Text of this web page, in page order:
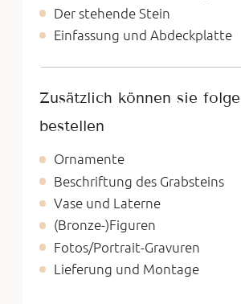
Der stehende Stein
Einfassung und Abdeckplatte
Zusätzlich können sie
bestellen
Ornamente
Beschriftung des Grabsteins
Vase und Laterne
(Bronze-)Figuren
Fotos/Portrait-Gravuren
Lieferung und Montage